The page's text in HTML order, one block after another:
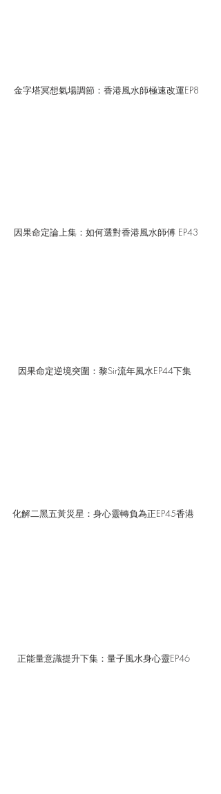
金字塔冥想氣場調節：香港風水師極速改運EP8
因果命定論上集：如何選對香港風水師傅 EP43
因果命定逆境突圍：黎Sir流年風水EP44下集
化解二黑五黃災星：身心靈轉負為正EP45香港
正能量意識提升下集：量子風水身心靈EP46